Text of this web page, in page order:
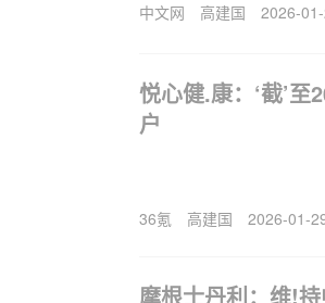
中文网 高建国 2026-
悦心健.康：‘截’
户
36氪 高建国 2026-01-
摩根士丹利：维!